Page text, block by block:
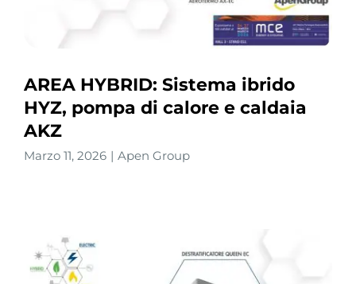
AREA HYBRID: Sistema ibrido
HYZ, pompa di calore e caldaia
AKZ
Marzo 11, 2026 | Apen Group